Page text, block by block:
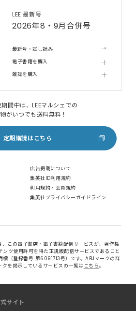
LEE 最新号
2026年8・9月合併号
最新号・試し読み
電子書籍を購入
雑誌を購入
間中は、LEEマルシェでの
がいつでも送料無料！
定期購読はこちら
広告掲載について
集英社ID利用規約
利用規約・会員規約
集英社プライバシーガイドライン
、この電子書店・電子書籍配信サービスが、著作権
ンツ使用許可を得た正規版配信サービスであること
標（登録番号 第6091713号）です。ABJマークの詳
クを掲示しているサービスの一覧は こちら。
サイト